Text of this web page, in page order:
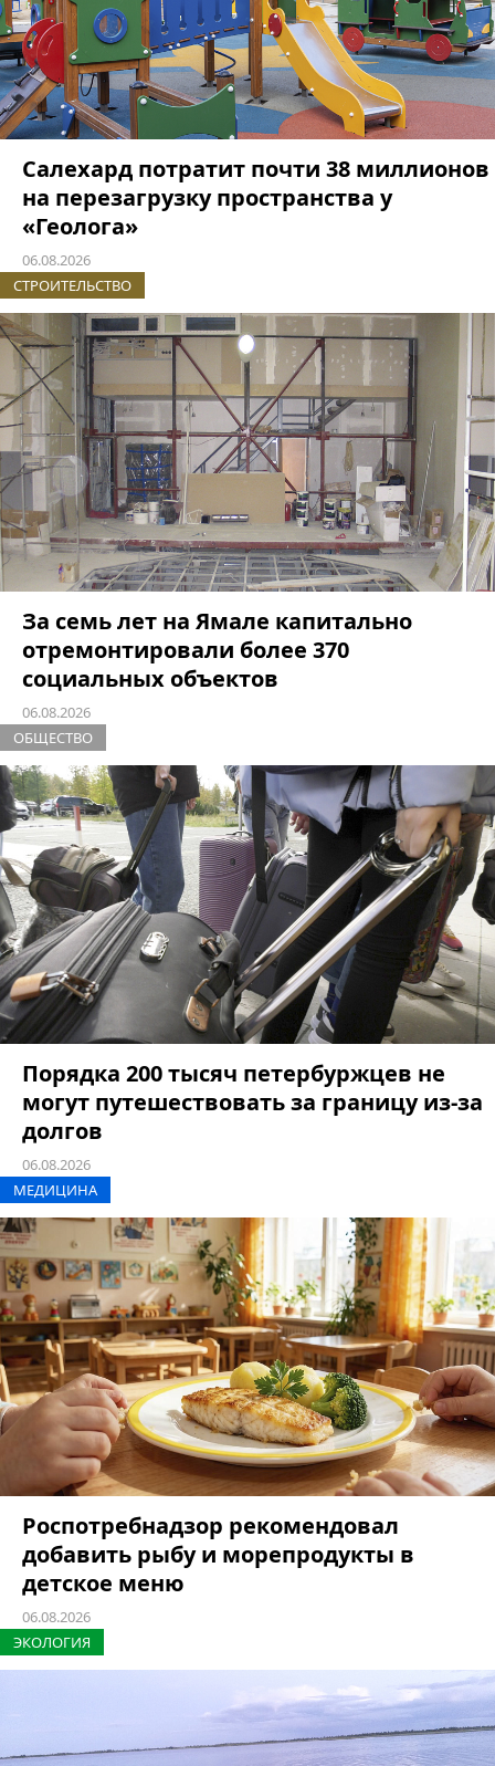
Салехард потратит почти 38 миллионов
на перезагрузку пространства у
«Геолога»
06.08.2026
СТРОИТЕЛЬСТВО
За семь лет на Ямале капитально
отремонтировали более 370
социальных объектов
06.08.2026
ОБЩЕСТВО
Порядка 200 тысяч петербуржцев не
могут путешествовать за границу из-за
долгов
06.08.2026
МЕДИЦИНА
Роспотребнадзор рекомендовал
добавить рыбу и морепродукты в
детское меню
06.08.2026
ЭКОЛОГИЯ